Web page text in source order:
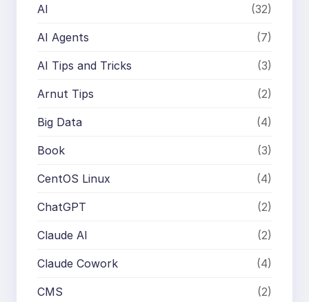
AI (32)
AI Agents (7)
AI Tips and Tricks (3)
Arnut Tips (2)
Big Data (4)
Book (3)
CentOS Linux (4)
ChatGPT (2)
Claude AI (2)
Claude Cowork (4)
CMS (2)